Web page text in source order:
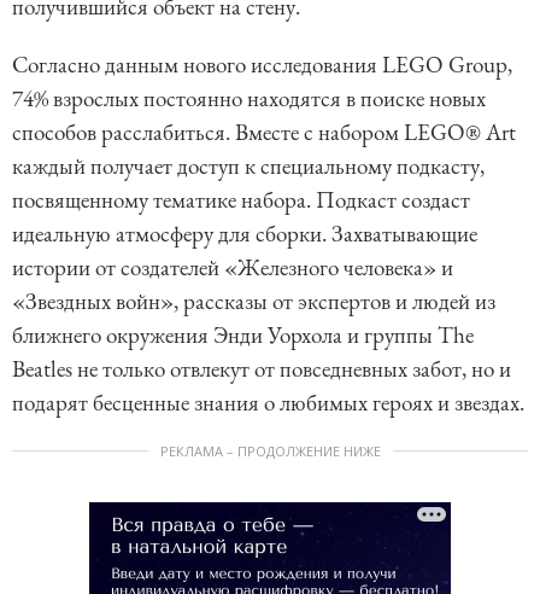
получившийся объект на стену.
Согласно данным нового исследования LEGO Group,
74% взрослых постоянно находятся в поиске новых
способов расслабиться. Вместе с набором LEGO® Art
каждый получает доступ к специальному подкасту,
посвященному тематике набора. Подкаст создаст
идеальную атмосферу для сборки. Захватывающие
истории от создателей «Железного человека» и
«Звездных войн», рассказы от экспертов и людей из
ближнего окружения Энди Уорхола и группы The
Beatles не только отвлекут от повседневных забот, но и
подарят бесценные знания о любимых героях и звездах.
РЕКЛАМА – ПРОДОЛЖЕНИЕ НИЖЕ